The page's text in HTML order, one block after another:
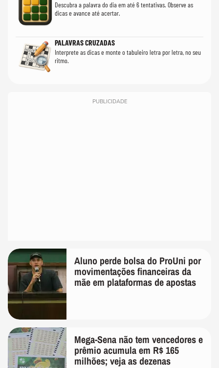
Descubra a palavra do dia em até 6 tentativas. Observe as
dicas e avance até acertar.
PALAVRAS CRUZADAS
Interprete as dicas e monte o tabuleiro letra por letra, no seu
ritmo.
PUBLICIDADE
Aluno perde bolsa do ProUni por
movimentações financeiras da
mãe em plataformas de apostas
Mega-Sena não tem vencedores e
prêmio acumula em R$ 165
milhões; veja as dezenas